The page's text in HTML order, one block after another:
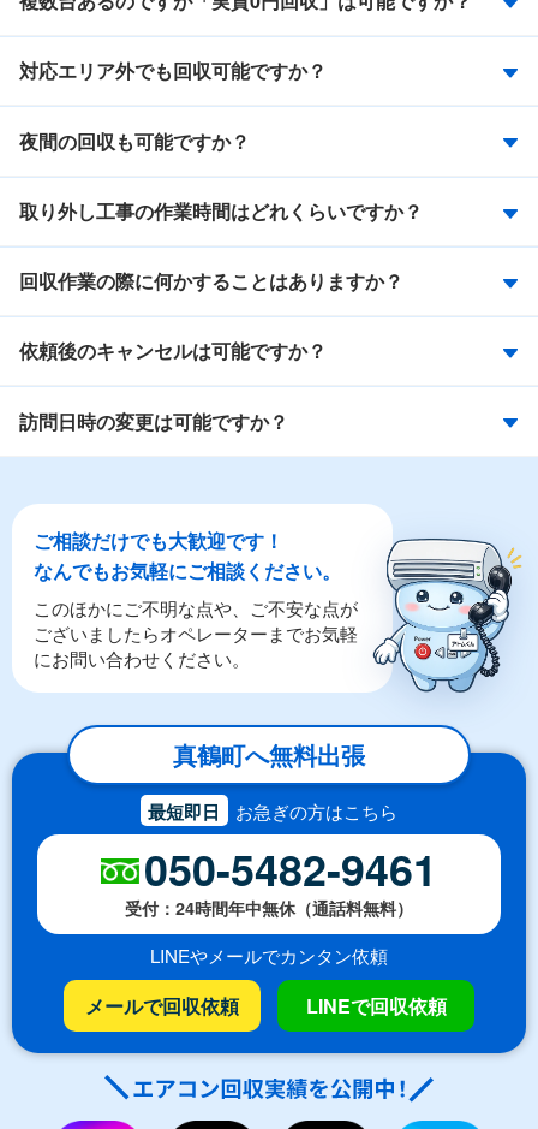
対応エリア外でも回収可能ですか？
夜間の回収も可能ですか？
取り外し工事の作業時間はどれくらいですか？
回収作業の際に何かすることはありますか？
依頼後のキャンセルは可能ですか？
訪問日時の変更は可能ですか？
ご相談だけでも大歓迎です！
なんでもお気軽にご相談ください。
このほかにご不明な点や、ご不安な点が
ございましたらオペレーターまでお気軽
にお問い合わせください。
真鶴町へ無料出張
最短即日 お急ぎの方はこちら
050-5482-9461
受付：24時間年中無休（通話料無料）
LINEやメールでカンタン依頼
メールで回収依頼 LINEで回収依頼